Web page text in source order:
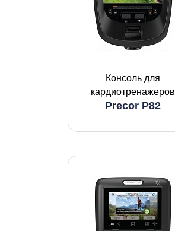
Консоль для
кардиотренажеров
Precor P82